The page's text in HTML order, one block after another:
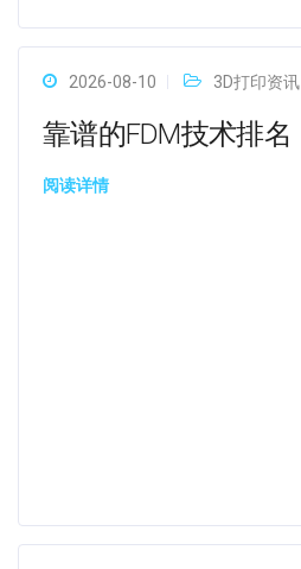
2026-08-10 3D打印资讯
靠谱的FDM技术排名
阅读详情